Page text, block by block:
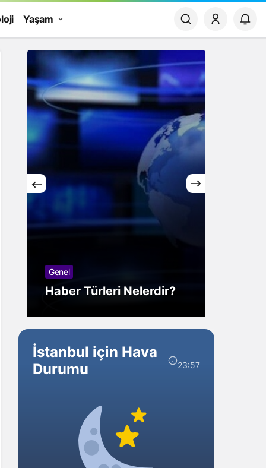
Yaşam
Genel
Haber Türleri Nelerdir?
İstanbul için Hava
Durumu
23:57